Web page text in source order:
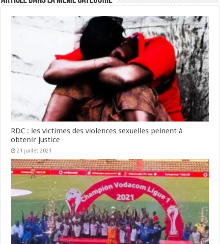
RDC : les victimes des violences sexuelles peinent à
obtenir justice
21 juillet 2021